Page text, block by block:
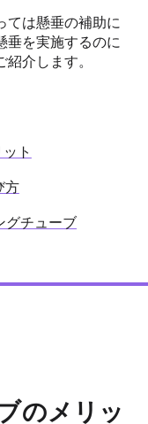
ては懸垂の補助に
垂を実施するのに
介します。
ト
方
グチューブ
のメリッ